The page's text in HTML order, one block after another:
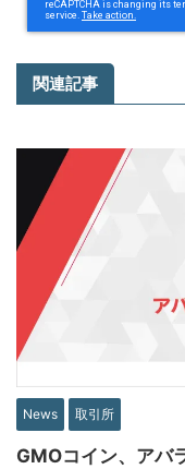
関連記事
News 取引所
GMOコイン、アバ